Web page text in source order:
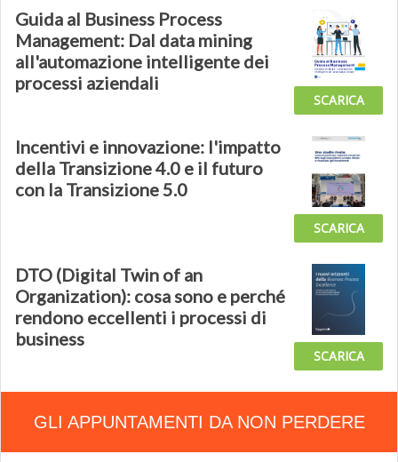
Guida al Business Process
Management: Dal data mining
all'automazione intelligente dei
processi aziendali
SCARICA
Incentivi e innovazione: l'impatto
della Transizione 4.0 e il futuro
con la Transizione 5.0
SCARICA
DTO (Digital Twin of an
Organization): cosa sono e perché
rendono eccellenti i processi di
business
SCARICA
GLI APPUNTAMENTI DA NON PERDERE